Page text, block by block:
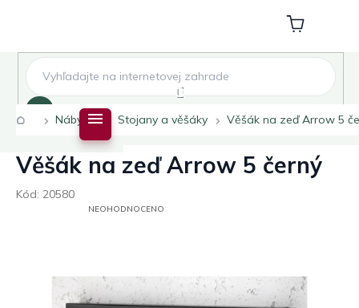
Nákupní
košík
DomůNábytek Stojany a věšáky Věšák na zeď Arrow 5
Věšák na zeď Arrow 5 černý
Kód: 20580
PRŮMĚRNÉ
HVĚZDIČEK.
NEOHODNOCENO